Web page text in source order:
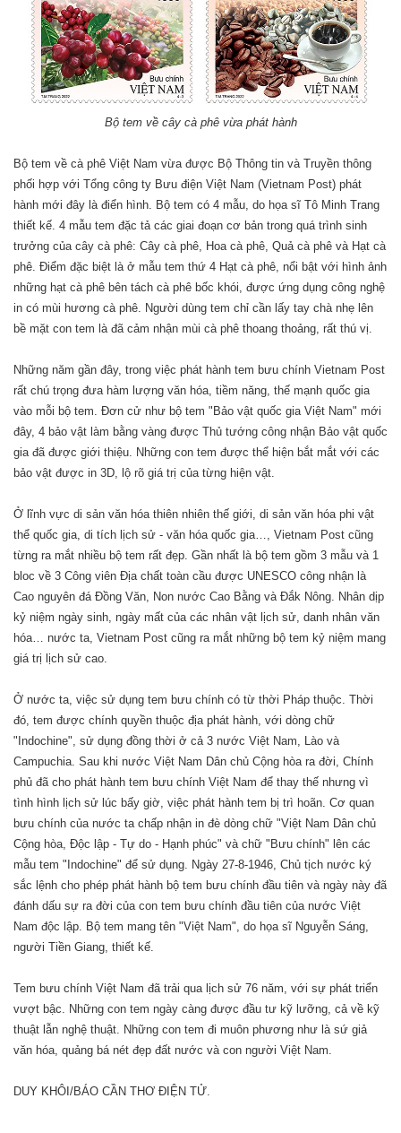
Bộ tem về cây cà phê vừa phát hành
Bộ tem về cà phê Việt Nam vừa được Bộ Thông tin và Truyền thông
phối hợp với Tổng công ty Bưu điện Việt Nam (Vietnam Post) phát
hành mới đây là điển hình. Bộ tem có 4 mẫu, do họa sĩ Tô Minh Trang
thiết kế. 4 mẫu tem đặc tả các giai đoạn cơ bản trong quá trình sinh
trưởng của cây cà phê: Cây cà phê, Hoa cà phê, Quả cà phê và Hạt cà
phê. Ðiểm đặc biệt là ở mẫu tem thứ 4 Hạt cà phê, nổi bật với hình ảnh
những hạt cà phê bên tách cà phê bốc khói, được ứng dụng công nghệ
in có mùi hương cà phê. Người dùng tem chỉ cần lấy tay chà nhẹ lên
bề mặt con tem là đã cảm nhận mùi cà phê thoang thoảng, rất thú vị.
Những năm gần đây, trong việc phát hành tem bưu chính Vietnam Post
rất chú trọng đưa hàm lượng văn hóa, tiềm năng, thế mạnh quốc gia
vào mỗi bộ tem. Ðơn cử như bộ tem "Bảo vật quốc gia Việt Nam" mới
đây, 4 bảo vật làm bằng vàng được Thủ tướng công nhận Bảo vật quốc
gia đã được giới thiệu. Những con tem được thể hiện bắt mắt với các
bảo vật được in 3D, lộ rõ giá trị của từng hiện vật.
Ở lĩnh vực di sản văn hóa thiên nhiên thế giới, di sản văn hóa phi vật
thể quốc gia, di tích lịch sử - văn hóa quốc gia…, Vietnam Post cũng
từng ra mắt nhiều bộ tem rất đẹp. Gần nhất là bộ tem gồm 3 mẫu và 1
bloc về 3 Công viên Ðịa chất toàn cầu được UNESCO công nhận là
Cao nguyên đá Ðồng Văn, Non nước Cao Bằng và Ðắk Nông. Nhân dịp
kỷ niệm ngày sinh, ngày mất của các nhân vật lịch sử, danh nhân văn
hóa… nước ta, Vietnam Post cũng ra mắt những bộ tem kỷ niệm mang
giá trị lịch sử cao.
Ở nước ta, việc sử dụng tem bưu chính có từ thời Pháp thuộc. Thời
đó, tem được chính quyền thuộc địa phát hành, với dòng chữ
"Indochine", sử dụng đồng thời ở cả 3 nước Việt Nam, Lào và
Campuchia. Sau khi nước Việt Nam Dân chủ Cộng hòa ra đời, Chính
phủ đã cho phát hành tem bưu chính Việt Nam để thay thế nhưng vì
tình hình lịch sử lúc bấy giờ, việc phát hành tem bị trì hoãn. Cơ quan
bưu chính của nước ta chấp nhận in đè dòng chữ "Việt Nam Dân chủ
Cộng hòa, Ðộc lập - Tự do - Hạnh phúc" và chữ "Bưu chính" lên các
mẫu tem "Indochine" để sử dụng. Ngày 27-8-1946, Chủ tịch nước ký
sắc lệnh cho phép phát hành bộ tem bưu chính đầu tiên và ngày này đã
đánh dấu sự ra đời của con tem bưu chính đầu tiên của nước Việt
Nam độc lập. Bộ tem mang tên "Việt Nam", do họa sĩ Nguyễn Sáng,
người Tiền Giang, thiết kế.
Tem bưu chính Việt Nam đã trải qua lịch sử 76 năm, với sự phát triển
vượt bậc. Những con tem ngày càng được đầu tư kỹ lưỡng, cả về kỹ
thuật lẫn nghệ thuật. Những con tem đi muôn phương như là sứ giả
văn hóa, quảng bá nét đẹp đất nước và con người Việt Nam.
DUY KHÔI/BÁO CẦN THƠ ĐIỆN TỬ.